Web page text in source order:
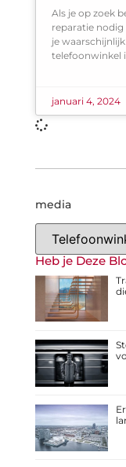
media
Heb je Deze
Als je op zoek
reparatie
je
telefoonwinkel
januari 4, 2024